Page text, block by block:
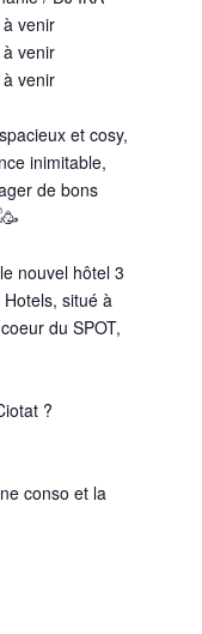
venir
venir
venir
et cosy,
inimitable,
de bons
nouvel hôtel 3
situé à
du SPOT,
?
conso et la